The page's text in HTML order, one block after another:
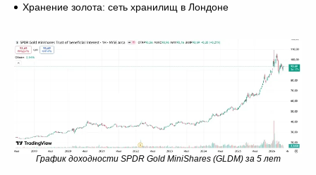
Хранение золота: сеть хранилищ в Лондоне
График доходности SPDR Gold MiniShares (GLDM) за 5 лет